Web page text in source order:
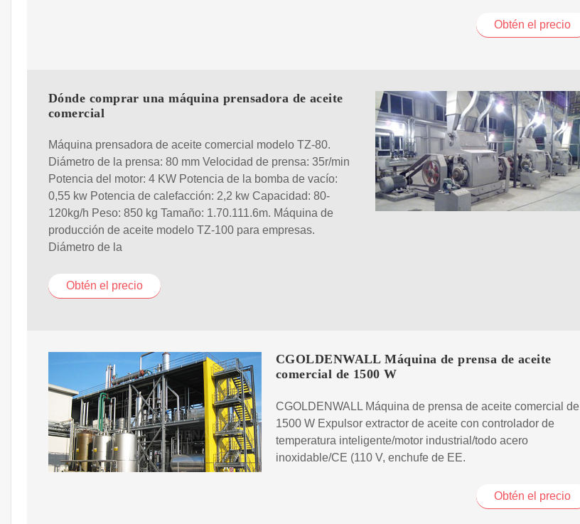
Obtén el precio
Dónde comprar una máquina prensadora de aceite
comercial
Máquina prensadora de aceite comercial modelo TZ-80.
Diámetro de la prensa: 80 mm Velocidad de prensa: 35r/min
Potencia del motor: 4 KW Potencia de la bomba de vacío:
0,55 kw Potencia de calefacción: 2,2 kw Capacidad: 80-
120kg/h Peso: 850 kg Tamaño: 1.70.111.6m. Máquina de
producción de aceite modelo TZ-100 para empresas.
Diámetro de la
Obtén el precio
CGOLDENWALL Máquina de prensa de aceite
comercial de 1500 W
CGOLDENWALL Máquina de prensa de aceite comercial de
1500 W Expulsor extractor de aceite con controlador de
temperatura inteligente/motor industrial/todo acero
inoxidable/CE (110 V, enchufe de EE.
Obtén el precio